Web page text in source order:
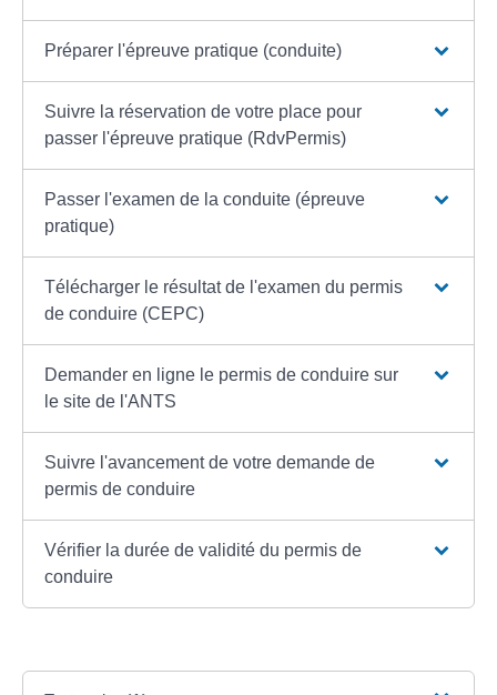
Préparer l'épreuve pratique (conduite)
Suivre la réservation de votre place pour
passer l'épreuve pratique (RdvPermis)
Passer l'examen de la conduite (épreuve
pratique)
Télécharger le résultat de l'examen du permis
de conduire (CEPC)
Demander en ligne le permis de conduire sur
le site de l'ANTS
Suivre l'avancement de votre demande de
permis de conduire
Vérifier la durée de validité du permis de
conduire